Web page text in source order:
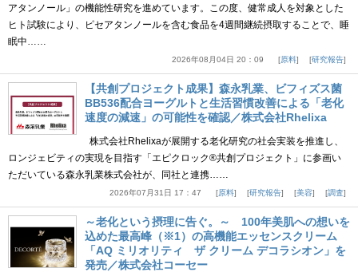
アタンノール」の機能性研究を進めています。この度、健常成人を対象とした
ヒト試験により、ピセアタンノールを含む食品を4週間継続摂取することで、睡
眠中……
2026年08月04日 20：09 原料 研究報告
【共創プロジェクト成果】森永乳業、ビフィズス菌
BB536配合ヨーグルトと生活習慣改善による「老化
速度の減速」の可能性を確認／株式会社Rhelixa
株式会社Rhelixaが展開する老化研究の社会実装を推進し、
ロンジェビティの実現を目指す「エピクロック®共創プロジェクト」に参画い
ただいている森永乳業株式会社が、同社と連携……
2026年07月31日 17：47 原料 研究報告 美容 調査
～老化という摂理に告ぐ。～ 100年美肌への想いを
込めた最高峰（※1）の高機能エッセンスクリーム
「AQ ミリオリティ ザ クリーム デコラシオン」を
発売／株式会社コーセー